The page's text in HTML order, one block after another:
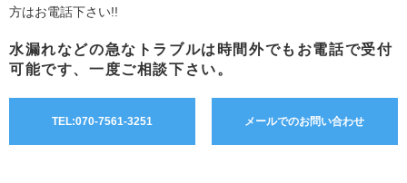
方はお電話下さい!!
水漏れなどの急なトラブルは時間外でもお電話で受付
可能です、一度ご相談下さい。
TEL:070-7561-3251 メールでのお問い合わせ